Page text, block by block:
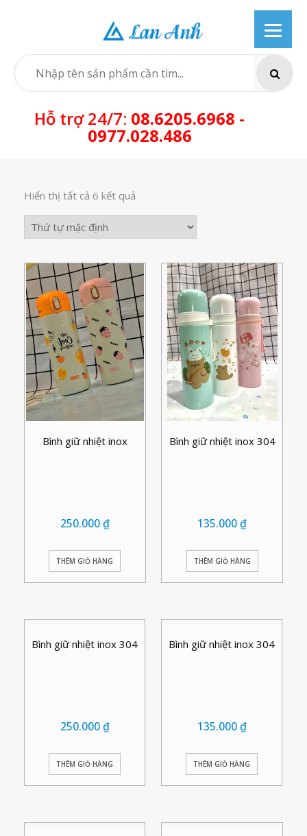
SEARCH
Hỗ trợ 24/7: 08.6205.6968 -
0977.028.486
Hiển thị tất cả 6 kết quả
Bình giữ nhiệt inox
250.000₫
THÊM GIỎ HÀNG
Bình giữ nhiệt inox 304
135.000₫
THÊM GIỎ HÀNG
Bình giữ nhiệt inox 304
250.000₫
THÊM GIỎ HÀNG
Bình giữ nhiệt inox 304
135.000₫
THÊM GIỎ HÀNG